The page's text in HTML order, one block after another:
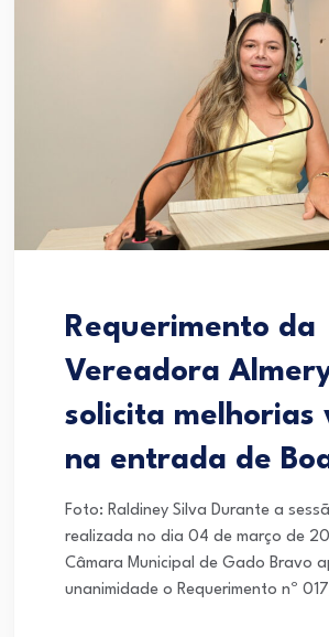
Requerimento da
Vereadora
solicita melhorias
na entrada de
Foto: Raldiney Silva Durante a
realizada no dia 04 de março de
Câmara Municipal de Gado Bravo
unanimidade o Requerimento nº